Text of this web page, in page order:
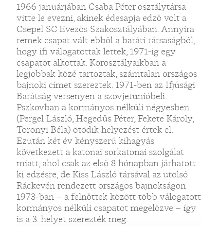
1966 januárjában Csaba Péter osztálytársa
vitte le evezni, akinek édesapja edző volt a
Csepel SC Evezős Szakosztályában. Annyira
remek csapat vált ebből a baráti társaságból,
hogy ifi válogatottak lettek, 1971-ig egy
csapatot alkottak. Korosztályaikban a
legjobbak közé tartoztak, számtalan országos
bajnoki címet szereztek. 1971-ben az Ifjúsági
Barátság versenyen a szovjetunióbeli
Pszkovban a kormányos nélküli négyesben
(Pergel László, Hegedűs Péter, Fekete Károly,
Toronyi Béla) ötödik helyezést értek el.
Ezután két év kényszerű kihagyás
következett a katonai sorkatonai szolgálat
miatt, ahol csak az első 8 hónapban járhatott
ki edzésre, de Kiss László társával az utolsó
Ráckevén rendezett országos bajnokságon
1973-ban – a felnőttek között több válogatott
kormányos nélküli csapatot megelőzve – így
is a 3. helyet szerezték meg.